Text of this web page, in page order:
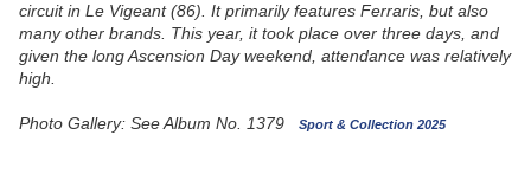
circuit in Le Vigeant (86). It primarily features Ferraris, but also
many other brands. This year, it took place over three days, and
given the long Ascension Day weekend, attendance was relatively
high.
Photo Gallery: See Album No. 1379 Sport & Collection 2025